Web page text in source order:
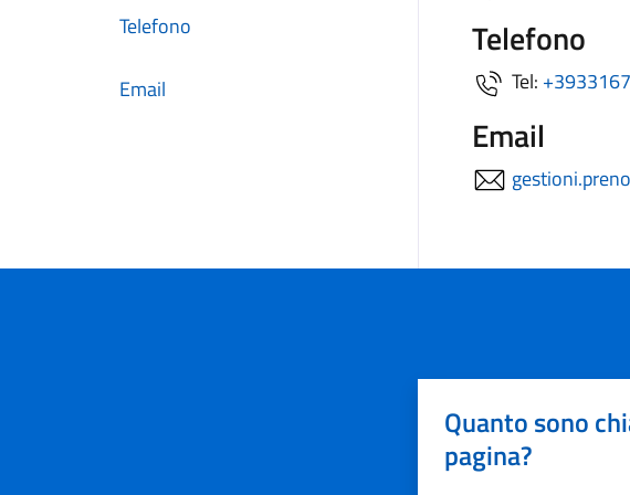
Telefono
Email
Telefono
Tel:
Email
Quanto sono
pagina?